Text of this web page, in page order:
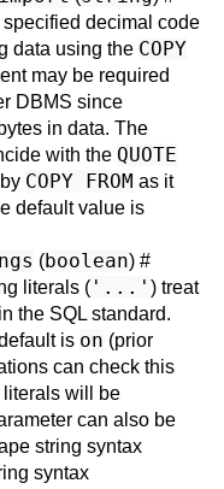
decimal code
data using the COPY
may be required
DBMS since
in data. The
with the QUOTE
COPY FROM as it
default value is
(boolean) #
literals ( '...' ) treat
the SQL standard.
is on (prior
can check this
literals will be
can also be
string syntax
syntax